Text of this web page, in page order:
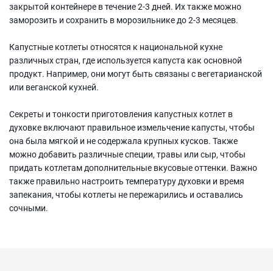
закрытой контейнере в течение 2-3 дней. Их также можно
заморозить и сохранить в морозильнике до 2-3 месяцев.
Капустные котлеты относятся к национальной кухне
различных стран, где используется капуста как основной
продукт. Например, они могут быть связаны с вегетарианской
или веганской кухней.
Секреты и тонкости приготовления капустных котлет в
духовке включают правильное измельчение капусты, чтобы
она была мягкой и не содержала крупных кусков. Также
можно добавить различные специи, травы или сыр, чтобы
придать котлетам дополнительные вкусовые оттенки. Важно
также правильно настроить температуру духовки и время
запекания, чтобы котлеты не пережарились и оставались
сочными.